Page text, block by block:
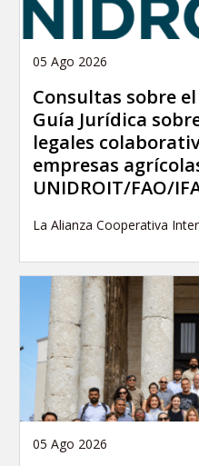
05 Ago 2026
Consultas sobre
Guía Jurídica
legales
empresas
UNIDROIT/FAO/
La Alianza Cooperativa
05 Ago 2026